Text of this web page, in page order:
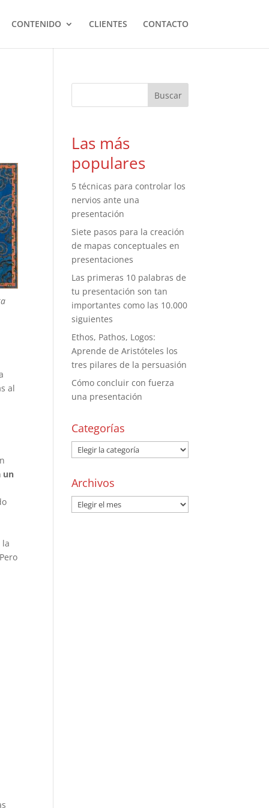
CONTENIDO CLIENTES CONTACTO
al
un
la
Las más
populares
5 técnicas para controlar los
nervios ante una
presentación
Siete pasos para la creación
de mapas conceptuales en
presentaciones
Las primeras 10 palabras de
tu presentación son tan
importantes como las 10.000
siguientes
Ethos, Pathos, Logos:
Aprende de Aristóteles los
tres pilares de la persuasión
Cómo concluir con fuerza
una presentación
Categorías
Archivos